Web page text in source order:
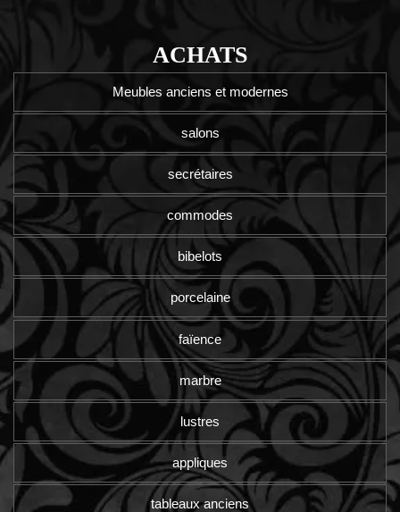
ACHATS
Meubles anciens et modernes
salons
secrétaires
commodes
bibelots
porcelaine
faïence
marbre
lustres
appliques
tableaux anciens